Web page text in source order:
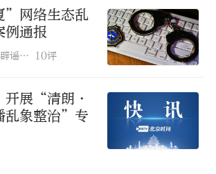
亲属及相关人员发布虚假信
关注。打造悲情人设，编造
拍卖惨视频，骗取网民同
低俗信息。 发布明显具有性
意味的帖文、图片、短视
”网络生态乱
例通报
北京地区网站联合辟谣平台 10评
开展“清朗・
乱象整治”专